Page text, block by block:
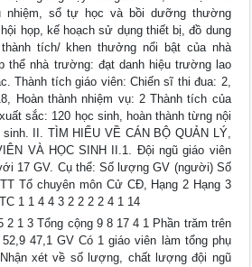
nhiệm, sổ tự học và bồi dưỡng thường
họp, kế hoạch sử dụng thiết bị, đồ dung
tích/ khen thưởng nổi bật của nhà
thể nhà trường: đạt danh hiệu trường lao
Thành tích giáo viên: Chiến sĩ thi đua: 2,
Hoàn thành nhiệm vụ: 2 Thành tích của
sắc: 120 học sinh, hoàn thành từng nội
II. TÌM HIỂU VỀ CÁN BỘ QUẢN LÝ,
VÀ HỌC SINH II.1. Đội ngũ giáo viên
17 GV. Cụ thể: Số lượng GV (người) Số
Tổ chuyên môn Cử CĐ, Hạng 2 Hạng 3
1 1 4 4 3 2 2 2 2 4 1 14
2 1 3 Tổng cộng 9 8 17 4 1 Phần trăm trên
47,1 GV Có 1 giáo viên làm tổng phụ
xét về số lượng, chất lượng đội ngũ